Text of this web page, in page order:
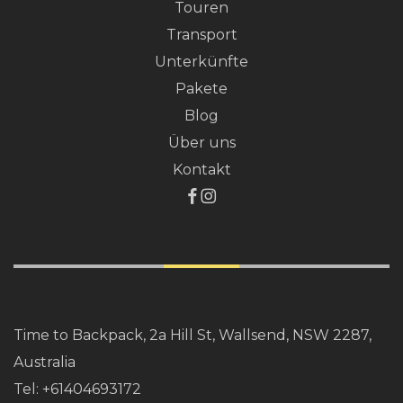
Touren
Transport
Unterkünfte
Pakete
Blog
Über uns
Kontakt
Time to Backpack, 2a Hill St, Wallsend, NSW 2287,
Australia
Tel: +61404693172